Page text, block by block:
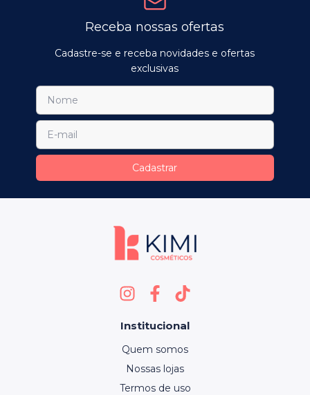
Receba nossas ofertas
Cadastre-se e receba novidades e ofertas
exclusivas
Institucional
Quem somos
Nossas lojas
Termos de uso